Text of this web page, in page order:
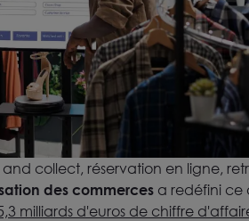
collect, réservation en ligne,
des commerces a redéfini ce
milliards d'euros de chiffre